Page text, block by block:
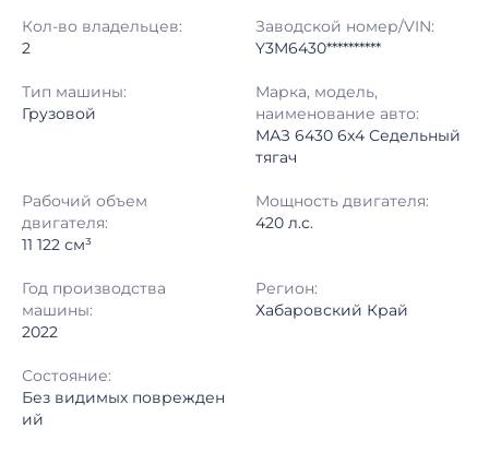
Тип аукциона: Открытые торги
Шаг торгов: 50 000 ₽
Регион: Хабаровский Край
Кол-во владельцев:
2
Заводской номер/VIN:
Y3M6430**********
Тип машины:
Грузовой
Марка, модель,
наименование авто:
МАЗ 6430 6x4 Седельный
тягач
Рабочий объем
двигателя:
11 122 см³
Мощность двигателя:
420 л.с.
Год производства
машины:
2022
Регион:
Хабаровский Край
Состояние:
Без видимых поврежден
ий